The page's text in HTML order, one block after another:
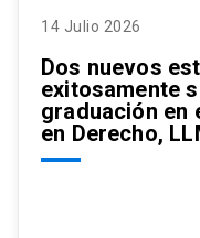
14 Julio 2026
Dos nuevos
exitosamente
graduación en
en Derecho,